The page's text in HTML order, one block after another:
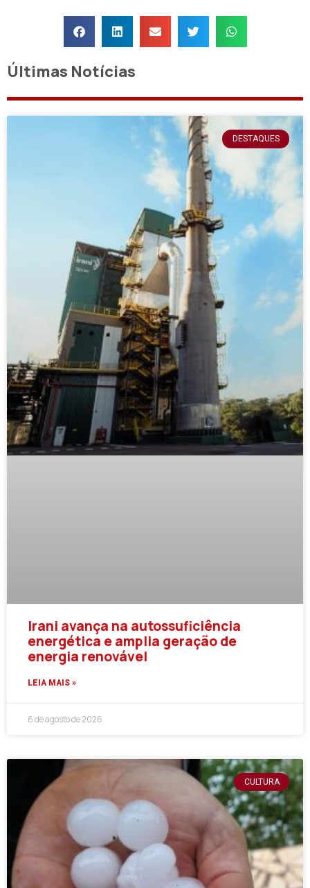
Últimas Notícias
DESTAQUES
Irani avança na autossuficiência
energética e amplia geração de
energia renovável
LEIA MAIS »
6 de agosto de 2026
CULTURA